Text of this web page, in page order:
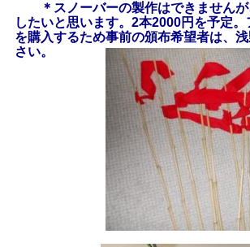
＊スノーバーの製作はできませんが
したいと思います。2本2000円を予定
を購入するため事前の頒布希望者は、
さい。